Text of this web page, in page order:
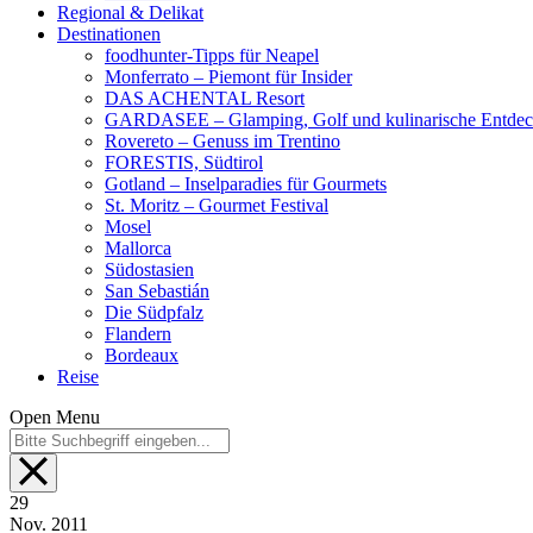
Regional & Delikat
Destinationen
foodhunter-Tipps für Neapel
Monferrato – Piemont für Insider
DAS ACHENTAL Resort
GARDASEE – Glamping, Golf und kulinarische
Rovereto – Genuss im Trentino
FORESTIS, Südtirol
Gotland – Inselparadies für Gourmets
St. Moritz – Gourmet Festival
Mosel
Mallorca
Südostasien
San Sebastián
Die Südpfalz
Flandern
Bordeaux
Reise
Open Menu
29
Nov. 2011